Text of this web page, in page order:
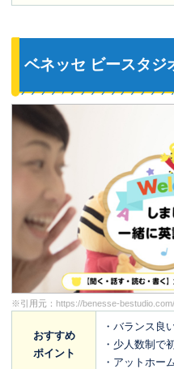
ベネッセ ビースタジ
※引用元： https://benesse-bestudio.com/
おすすめ
ポイント
・バランス良
・少人数制で
・アットホー